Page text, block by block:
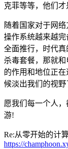
克菲等等，他们才
随着国家对于网
操作系统越来越
全面推行，时代
杀毒套餐，那就
的作用和地位正
候淡出我们的视野
愿我们每一个人
游!
Re:从零开始的计
https://